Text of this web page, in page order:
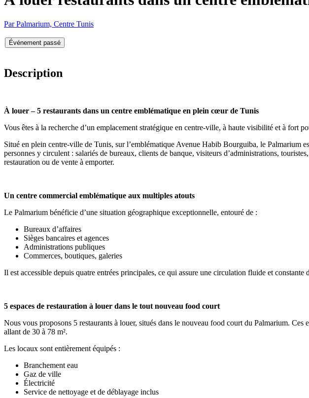
Par Palmarium, Centre Tunis
Événement passé
Description
À louer – 5 restaurants dans un centre emblématique en plein cœur de Tunis
Vous êtes à la recherche d’un emplacement stratégique en centre-ville, à haute visibilité et à fort
Situé en plein centre-ville de Tunis, sur l’emblématique Avenue Habib Bourguiba, le Palmarium
personnes y circulent : salariés de bureaux, clients de banque, visiteurs d’administrations,
restauration ou de vente à emporter.
Un centre commercial emblématique aux multiples atouts
Le Palmarium bénéficie d’une situation géographique exceptionnelle, entouré de :
Bureaux d’affaires
Sièges bancaires et agences
Administrations publiques
Commerces, boutiques, galeries
Il est accessible depuis quatre entrées principales, ce qui assure une circulation fluide et constante
5 espaces de restauration à louer dans le tout nouveau food court
Nous vous proposons 5 restaurants à louer, situés dans le nouveau food court du Palmarium.
allant de 30 à 78 m².
Les locaux sont entièrement équipés :
Branchement eau
Gaz de ville
Électricité
Service de nettoyage et de déblayage inclus